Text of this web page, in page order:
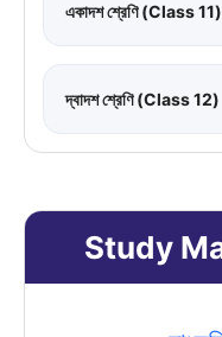
একাদশ শ্রেণি (Class 11)
দ্বাদশ শ্রেণি (Class 12)
Study